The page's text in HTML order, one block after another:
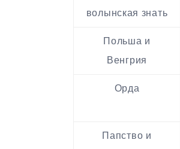
волынская знать
Польша и
Венгрия
Орда
Папство и